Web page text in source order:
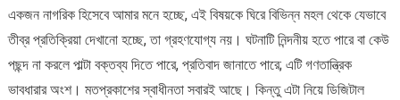
কে
একজন নাগরিক হিসেবে আমার মনে হচ্ছে, এই বিষয়কে ঘিরে বিভিন্ন মহল থেকে যেভাবে
তীব্র প্রতিক্রিয়া দেখানো হচ্ছে, তা গ্রহণযোগ্য নয়। ঘটনাটি নিন্দনীয় হতে পারে বা কেউ
পছন্দ না করলে পাল্টা বক্তব্য দিতে পারে, প্রতিবাদ জানাতে পারে; এটি গণতান্ত্রিক
ভাবধারার অংশ। মতপ্রকাশের স্বাধীনতা সবারই আছে। কিন্তু এটা নিয়ে ডিজিটাল